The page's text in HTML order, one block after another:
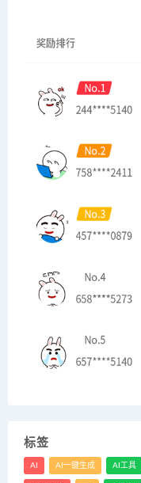
标签
AI AI一键生成 AI工具